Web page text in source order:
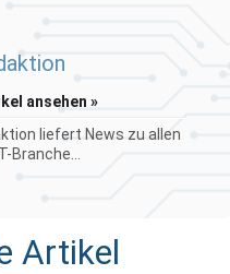
ansehen »
liefert News zu allen
Branche...
Artikel